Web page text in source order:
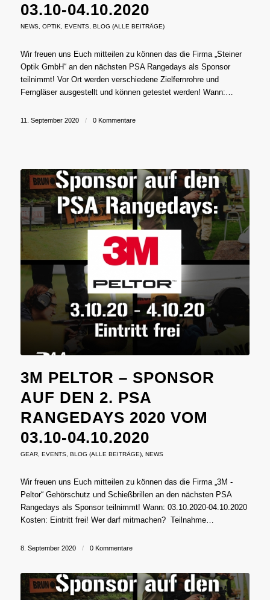
03.10-04.10.2020
NEWS, OPTIK, EVENTS, BLOG (ALLE BEITRÄGE)
Wir freuen uns Euch mitteilen zu können das die Firma „Steiner
Optik GmbH“ an den nächsten PSA Rangedays als Sponsor
teilnimmt! Vor Ort werden verschiedene Zielfernrohre und
Ferngläser ausgestellt und können getestet werden! Wann:…
11. September 2020 / 0 Kommentare
3M PELTOR – SPONSOR
AUF DEN 2. PSA
RANGEDAYS 2020 VOM
03.10-04.10.2020
GEAR, EVENTS, BLOG (ALLE BEITRÄGE), NEWS
Wir freuen uns Euch mitteilen zu können das die Firma „3M -
Peltor“ Gehörschutz und Schießbrillen an den nächsten PSA
Rangedays als Sponsor teilnimmt! Wann: 03.10.2020-04.10.2020
Kosten: Eintritt frei! Wer darf mitmachen? Teilnahme…
8. September 2020 / 0 Kommentare